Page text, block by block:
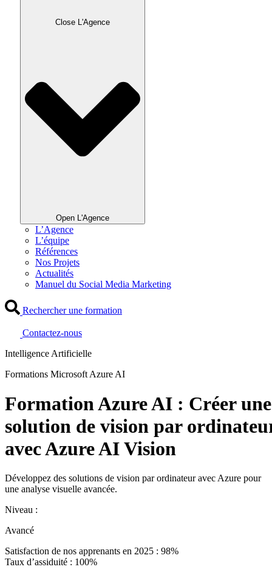
Close L'Agence
Open L'Agence
L’Agence
L’équipe
Références
Nos Projets
Actualités
Manuel du Social Media Marketing
Rechercher une formation
Contactez-nous
Intelligence Artificielle
Formations Microsoft Azure AI
Formation Azure AI : Créer une
solution de vision par
avec Azure AI Vision
Développez des solutions de vision par ordinateur avec Azure pour
une analyse visuelle avancée.
Niveau :
Avancé
Satisfaction de nos apprenants en 2025 : 98%
Taux d’assiduité : 100%